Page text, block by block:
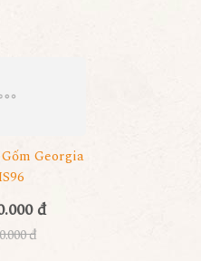
Georgia
đ
đ